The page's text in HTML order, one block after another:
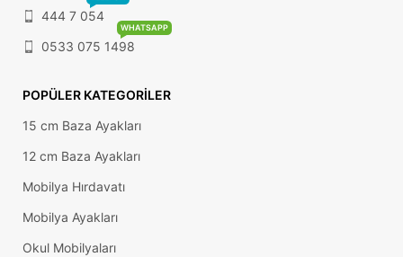
444 7 054
0533 075 1498
WHATSAPP
POPÜLER KATEGORILER
15 cm Baza Ayakları
12 cm Baza Ayakları
Mobilya Hırdavatı
Mobilya Ayakları
Okul Mobilyaları